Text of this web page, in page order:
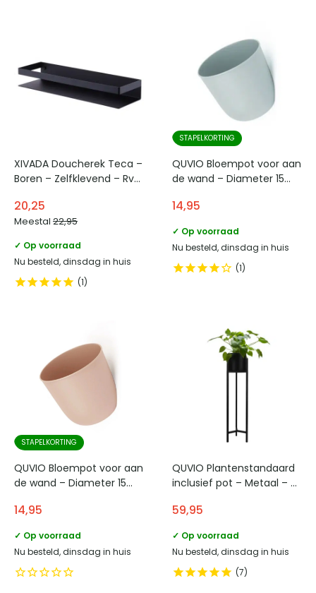
XIVADA Doucherek Teca –
Boren – Zelfklevend – Rvs
20,25
Meestal 22,95
✓ Op voorraad
Nu besteld, dinsdag in huis
1
STAPELKORTING
QUVIO Bloempot voor aan
de wand – Diameter 15
14,95
✓ Op voorraad
Nu besteld, dinsdag in huis
1
STAPELKORTING
QUVIO Bloempot voor aan
de wand – Diameter 15
14,95
✓ Op voorraad
Nu besteld, dinsdag in huis
QUVIO Plantenstandaard
inclusief pot – Metaal – 22
59,95
✓ Op voorraad
Nu besteld, dinsdag in huis
7